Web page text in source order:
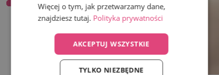
Więcej o tym, jak przetwarzamy dane,
znajdziesz tutaj. Polityka prywatności
AKCEPTUJ WSZYSTKIE
TYLKO NIEZBĘDNE